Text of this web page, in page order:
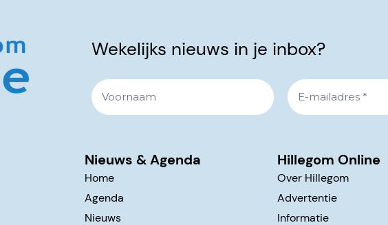
Wekelijks nieuws in je inbox?
Nieuws & Agenda
Home
Agenda
Nieuws
Hillegom Online
Over Hillegom
Advertentie
Informatie